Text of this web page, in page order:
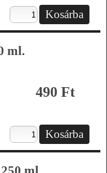
ml.
490 Ft